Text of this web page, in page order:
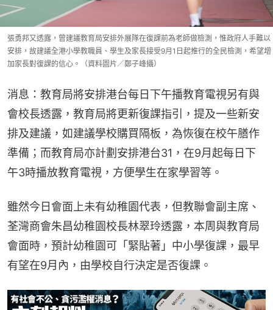
張勇邦又透露，曾建議教育局安排外展隊在復課前為老師做檢測，惟政府人手難以
安排，故建議全港小學教職員、學生及家長接受9月1日起推行的全民檢測，希望增
加家長對復課的信心。（資料圖片／鄭子峰攝）
消息：教育局將安排港台每日下午播教育電視另有與
會校長透露，教育局將更新復課指引，提及一些新安
排及建議，如建議學校購買隔板，為恢復在校午膳作
準備；而教育局亦計劃安排港台31，在9月起每日下
午3時播放教育電視，方便學生在家學習等。
雖然今日會面上未有幼稚園代表，但教聯會副主席、
荃灣商會朱昌幼稚園校長林翠玲透露，本周與教育局
會面時，預計幼稚園可「緊貼著」中小學復課，最早
有望在9月內，由學校自行決定是否復課。